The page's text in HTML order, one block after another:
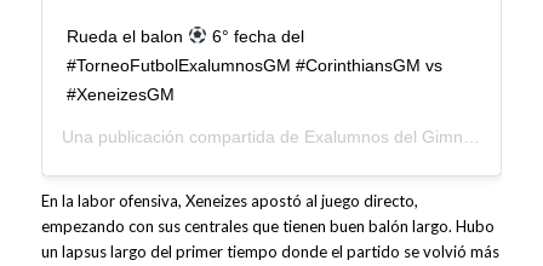
Rueda el balon
6° fecha del
#TorneoFutbolExalumnosGM #CorinthiansGM vs
#XeneizesGM
Una publicación compartida de Exalumnos del Gimnasio Moderno
En la labor ofensiva, Xeneizes apostó al juego directo,
empezando con sus centrales que tienen buen balón largo. Hubo
un lapsus largo del primer tiempo donde el partido se volvió más